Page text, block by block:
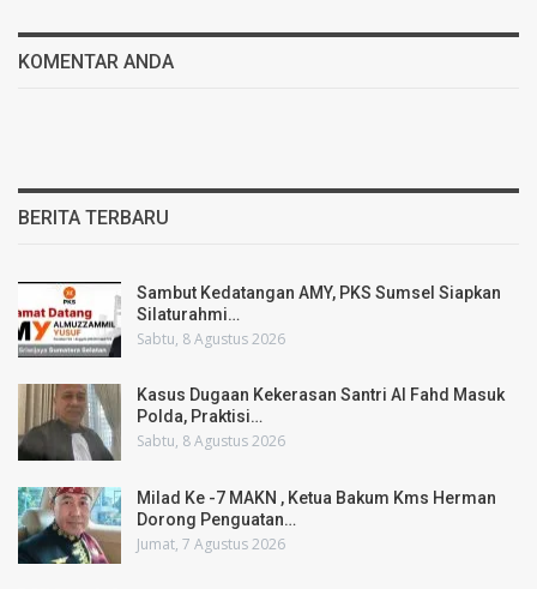
KOMENTAR ANDA
BERITA TERBARU
Sambut Kedatangan AMY, PKS Sumsel Siapkan
Silaturahmi…
Sabtu, 8 Agustus 2026
Kasus Dugaan Kekerasan Santri Al Fahd Masuk
Polda, Praktisi…
Sabtu, 8 Agustus 2026
Milad Ke -7 MAKN , Ketua Bakum Kms Herman
Dorong Penguatan…
Jumat, 7 Agustus 2026